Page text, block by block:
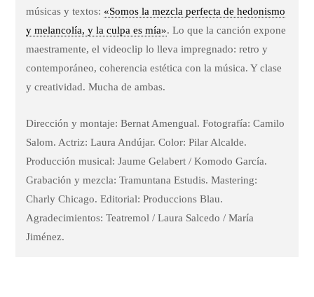
músicas y textos: «Somos la mezcla perfecta de hedonismo
y melancolía, y la culpa es mía». Lo que la canción expone
maestramente, el videoclip lo lleva impregnado: retro y
contemporáneo, coherencia estética con la música. Y clase
y creatividad. Mucha de ambas.
Dirección y montaje: Bernat Amengual. Fotografía: Camilo
Salom. Actriz: Laura Andújar. Color: Pilar Alcalde.
Producción musical: Jaume Gelabert / Komodo García.
Grabación y mezcla: Tramuntana Estudis. Mastering:
Charly Chicago. Editorial: Produccions Blau.
Agradecimientos: Teatremol / Laura Salcedo / María
Jiménez.